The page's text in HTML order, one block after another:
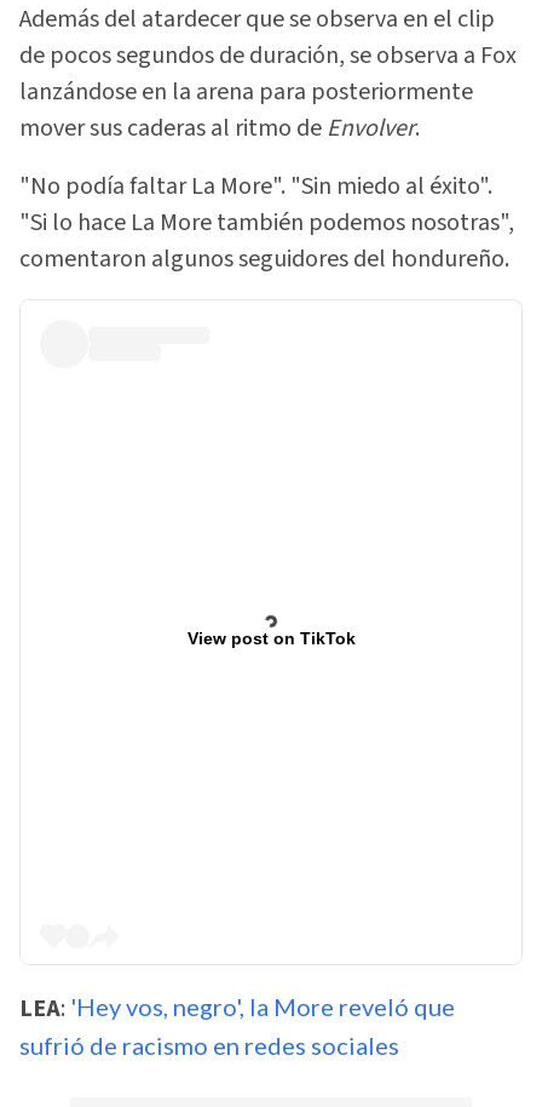
Además del atardecer que se observa en el clip
de pocos segundos de duración, se observa a Fox
lanzándose en la arena para posteriormente
mover sus caderas al ritmo de Envolver.
"No podía faltar La More". "Sin miedo al éxito".
"Si lo hace La More también podemos nosotras",
comentaron algunos seguidores del hondureño.
View post on TikTok
LEA: 'Hey vos, negro', la More reveló que
sufrió de racismo en redes sociales